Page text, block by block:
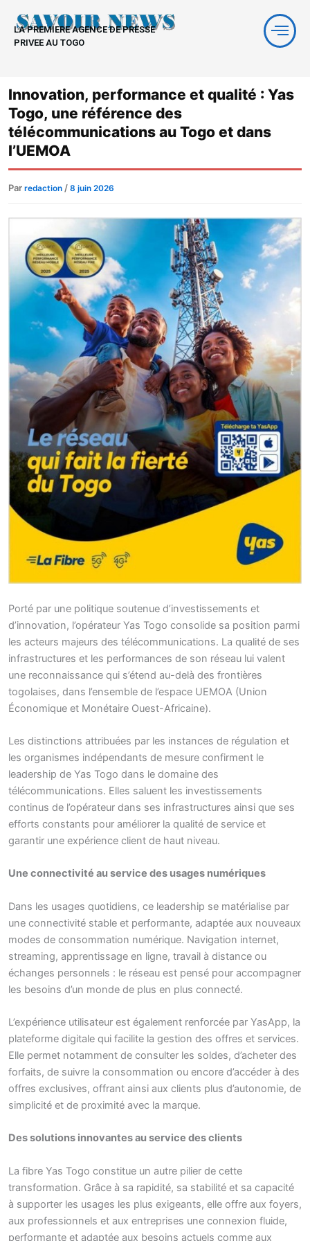
contenu
LA PREMIERE AGENCE DE PRESSE
PRIVEE AU TOGO
Innovation, performance et qualité : Yas
Togo, une référence des
télécommunications au Togo et dans
l’UEMOA
Par redaction / 8 juin 2026
Porté par une politique soutenue d’investissements et
d’innovation, l’opérateur Yas Togo consolide sa position parmi
les acteurs majeurs des télécommunications. La qualité de ses
infrastructures et les performances de son réseau lui valent
une reconnaissance qui s’étend au-delà des frontières
togolaises, dans l’ensemble de l’espace UEMOA (Union
Économique et Monétaire Ouest-Africaine).
Les distinctions attribuées par les instances de régulation et
les organismes indépendants de mesure confirment le
leadership de Yas Togo dans le domaine des
télécommunications. Elles saluent les investissements
continus de l’opérateur dans ses infrastructures ainsi que ses
efforts constants pour améliorer la qualité de service et
garantir une expérience client de haut niveau.
Une connectivité au service des usages numériques
Dans les usages quotidiens, ce leadership se matérialise par
une connectivité stable et performante, adaptée aux nouveaux
modes de consommation numérique. Navigation internet,
streaming, apprentissage en ligne, travail à distance ou
échanges personnels : le réseau est pensé pour accompagner
les besoins d’un monde de plus en plus connecté.
L’expérience utilisateur est également renforcée par YasApp, la
plateforme digitale qui facilite la gestion des offres et services.
Elle permet notamment de consulter les soldes, d’acheter des
forfaits, de suivre la consommation ou encore d’accéder à des
offres exclusives, offrant ainsi aux clients plus d’autonomie, de
simplicité et de proximité avec la marque.
Des solutions innovantes au service des clients
La fibre Yas Togo constitue un autre pilier de cette
transformation. Grâce à sa rapidité, sa stabilité et sa capacité
à supporter les usages les plus exigeants, elle offre aux foyers,
aux professionnels et aux entreprises une connexion fluide,
performante et adaptée aux besoins actuels comme aux